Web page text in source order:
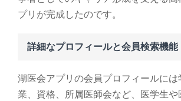
プリが完成したのです。
詳細なプロフィールと会員検索機能
湖医会アプリの会員プロフィールに
業、資格、所属医師会など、医学生